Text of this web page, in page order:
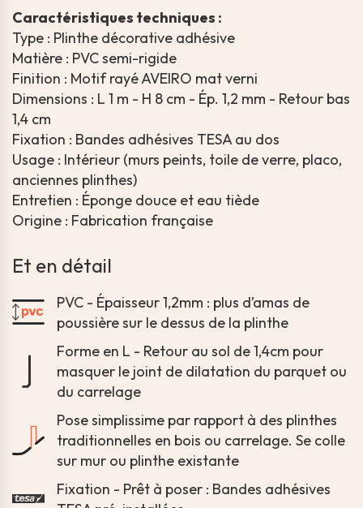
Caractéristiques techniques :
Type : Plinthe décorative adhésive
Matière : PVC semi-rigide
Finition : Motif rayé AVEIRO mat verni
Dimensions : L 1 m - H 8 cm - Ép. 1,2 mm - Retour bas
1,4 cm
Fixation : Bandes adhésives TESA au dos
Usage : Intérieur (murs peints, toile de verre, placo,
anciennes plinthes)
Entretien : Éponge douce et eau tiède
Origine : Fabrication française
Et en détail
PVC - Épaisseur 1,2mm : plus d’amas de
poussière sur le dessus de la plinthe
Forme en L - Retour au sol de 1,4cm pour
masquer le joint de dilatation du parquet ou
du carrelage
Pose simplissime par rapport à des plinthes
traditionnelles en bois ou carrelage. Se colle
sur mur ou plinthe existante
Fixation - Prêt à poser : Bandes adhésives